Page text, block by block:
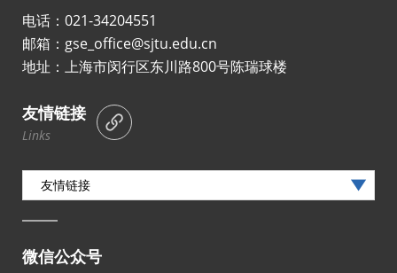
电话：021-34204551
邮箱：gse_office@sjtu.edu.cn
地址：上海市闵行区东川路800号陈瑞球楼
友情链接
Links
友情链接
微信公众号